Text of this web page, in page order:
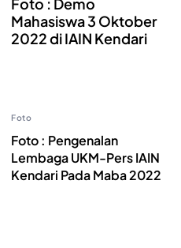
Mahasiswa 3 Oktober
2022 di IAIN Kendari
Foto
Foto : Pengenalan
Lembaga UKM-Pers IAIN
Kendari Pada Maba 2022